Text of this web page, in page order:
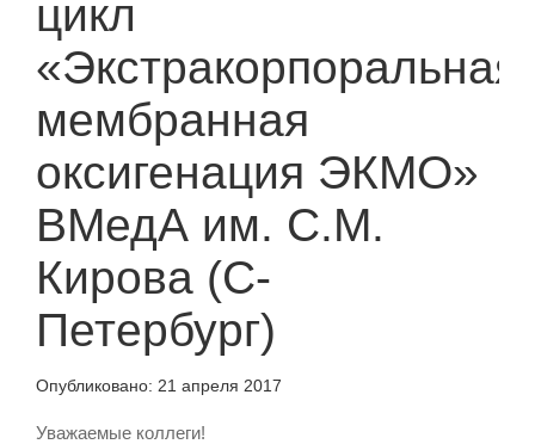
цикл
«Экстракорпоральная
мембранная
оксигенация ЭКМО»
ВМедА им. С.М.
Кирова (С-
Петербург)
Опубликовано: 21 апреля 2017
Уважаемые коллеги!